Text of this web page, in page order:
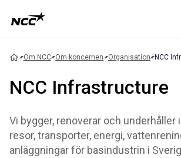
Om NCC Om koncernen Organisation NCC
NCC Infrastructure
Vi bygger, renoverar och
resor, transporter, energi,
anläggningar för basindustrin i